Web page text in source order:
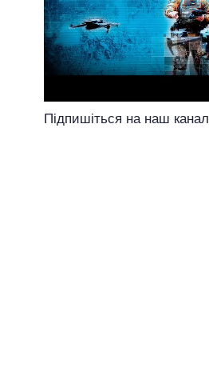
Підпишіться на наш канал